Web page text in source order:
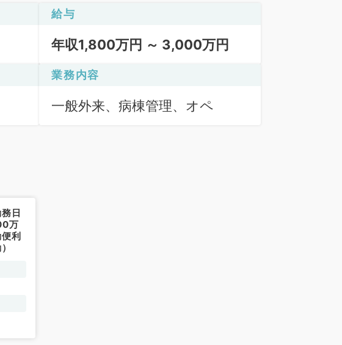
給与
年収1,800万円 ～ 3,000万円
業務内容
一般外来、病棟管理、オペ
日
万
利